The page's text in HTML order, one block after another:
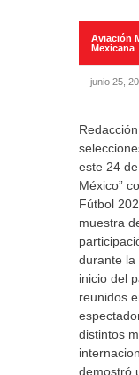
Aviación
Mexicana
junio 25,
este 24
México”
Fútbol
muestra
durante la
inicio del
reunidos
distintos
demostró